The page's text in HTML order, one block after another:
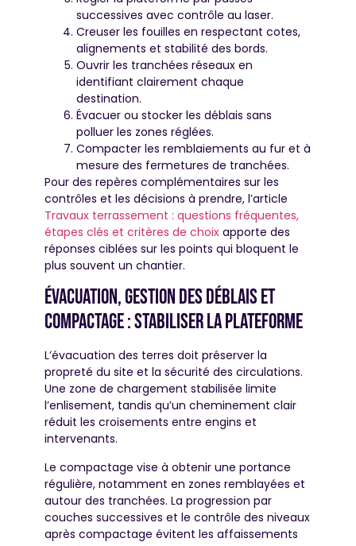
successives avec contrôle au laser.
Creuser les fouilles en respectant cotes,
alignements et stabilité des bords.
Ouvrir les tranchées réseaux en
identifiant clairement chaque
destination.
Évacuer ou stocker les déblais sans
polluer les zones réglées.
Compacter les remblaiements au fur et à
mesure des fermetures de tranchées.
Pour des repères complémentaires sur les
contrôles et les décisions à prendre, l’article
Travaux terrassement : questions fréquentes,
étapes clés et critères de choix apporte des
réponses ciblées sur les points qui bloquent le
plus souvent un chantier.
Évacuation, gestion des déblais et
compactage : stabiliser la plateforme
L’évacuation des terres doit préserver la
propreté du site et la sécurité des circulations.
Une zone de chargement stabilisée limite
l’enlisement, tandis qu’un cheminement clair
réduit les croisements entre engins et
intervenants.
Le compactage vise à obtenir une portance
régulière, notamment en zones remblayées et
autour des tranchées. La progression par
couches successives et le contrôle des niveaux
après compactage évitent les affaissements